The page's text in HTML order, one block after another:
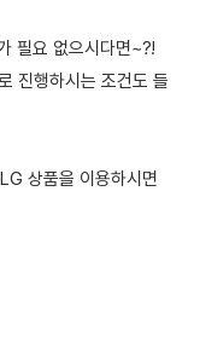
필요 없으시다면~?!
진행하시는 조건도 들
상품을 이용하시면